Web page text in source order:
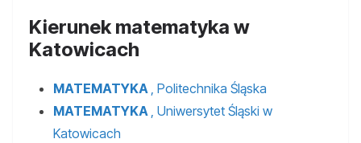
Kierunek matematyka w
Katowicach
MATEMATYKA , Politechnika Śląska
MATEMATYKA , Uniwersytet Śląski w
Katowicach